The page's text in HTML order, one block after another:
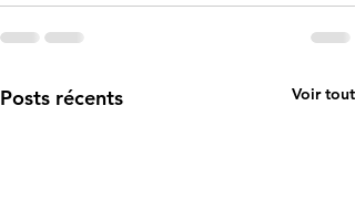
Posts récents Voir tout